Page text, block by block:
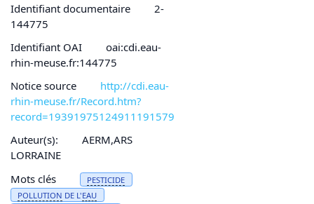
Identifiant documentaire
2-
144775
Identifiant OAI
oai:cdi.eau-
rhin-meuse.fr:144775
Notice source
http://cdi.eau-
rhin-meuse.fr/Record.htm?
record=19391975124911191579
Auteur(s):
AERM,ARS
LORRAINE
Mots clés
PESTICIDE
POLLUTION DE L'EAU